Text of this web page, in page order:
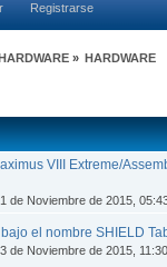
Registrarse
» HARDWARE
VIII Extreme/
de Noviembre de 2015,
el nombre SHIELD
de Noviembre de 2015,